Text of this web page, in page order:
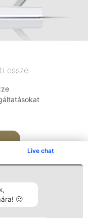
Live chat
🙂
össze